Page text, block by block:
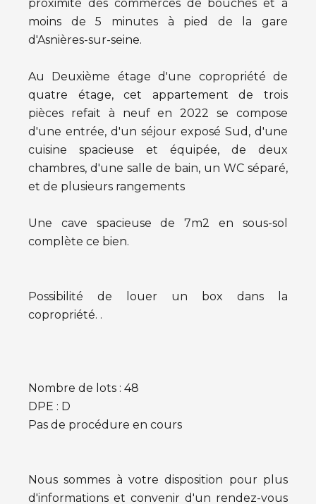
proximité des commerces de bouches et à
moins de 5 minutes à pied de la gare
d'Asnières-sur-seine.
Au Deuxième étage d'une copropriété de
quatre étage, cet appartement de trois
pièces refait à neuf en 2022 se compose
d'une entrée, d'un séjour exposé Sud, d'une
cuisine spacieuse et équipée, de deux
chambres, d'une salle de bain, un WC séparé,
et de plusieurs rangements
Une cave spacieuse de 7m2 en sous-sol
complète ce bien.
Possibilité de louer un box dans la
copropriété. .
Nombre de lots : 48
DPE : D
Pas de procédure en cours
Nous sommes à votre disposition pour plus
d'informations et convenir d'un rendez-vous